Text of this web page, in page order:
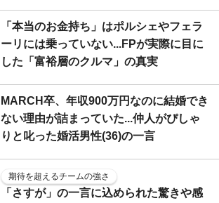
「本当のお金持ち」はポルシェやフェラ
ーリには乗っていない...FPが実際に目に
した「富裕層のクルマ」の真実
MARCH卒、年収900万円なのに結婚でき
ない理由が詰まっていた...仲人がぴしゃ
りと叱った婚活男性(36)の一言
期待を超えるチームの強さ
「さすが」の一言に込められた驚きや感